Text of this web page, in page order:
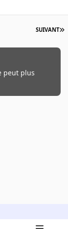
SUIVANT
peut plus